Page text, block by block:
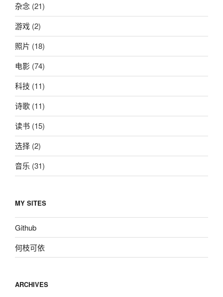
杂念 (21)
游戏 (2)
照片 (18)
电影 (74)
科技 (11)
诗歌 (11)
读书 (15)
选择 (2)
音乐 (31)
MY SITES
Github
何枝可依
ARCHIVES